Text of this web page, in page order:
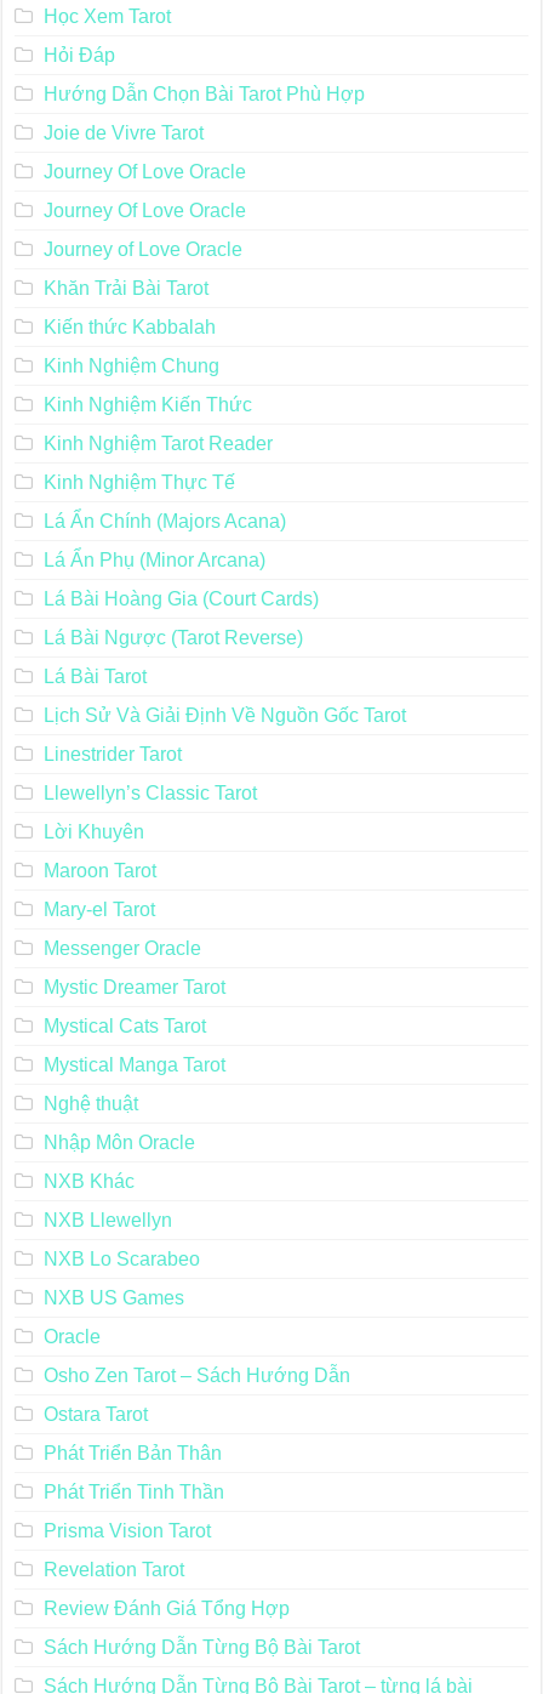
Học Xem Tarot
Hỏi Đáp
Hướng Dẫn Chọn Bài Tarot Phù Hợp
Joie de Vivre Tarot
Journey Of Love Oracle
Journey Of Love Oracle
Journey of Love Oracle
Khăn Trải Bài Tarot
Kiến thức Kabbalah
Kinh Nghiệm Chung
Kinh Nghiệm Kiến Thức
Kinh Nghiệm Tarot Reader
Kinh Nghiệm Thực Tế
Lá Ẩn Chính (Majors Acana)
Lá Ẩn Phụ (Minor Arcana)
Lá Bài Hoàng Gia (Court Cards)
Lá Bài Ngược (Tarot Reverse)
Lá Bài Tarot
Lịch Sử Và Giải Định Về Nguồn Gốc Tarot
Linestrider Tarot
Llewellyn’s Classic Tarot
Lời Khuyên
Maroon Tarot
Mary-el Tarot
Messenger Oracle
Mystic Dreamer Tarot
Mystical Cats Tarot
Mystical Manga Tarot
Nghệ thuật
Nhập Môn Oracle
NXB Khác
NXB Llewellyn
NXB Lo Scarabeo
NXB US Games
Oracle
Osho Zen Tarot – Sách Hướng Dẫn
Ostara Tarot
Phát Triển Bản Thân
Phát Triển Tinh Thần
Prisma Vision Tarot
Revelation Tarot
Review Đánh Giá Tổng Hợp
Sách Hướng Dẫn Từng Bộ Bài Tarot
Sách Hướng Dẫn Từng Bộ Bài Tarot – từng lá bài